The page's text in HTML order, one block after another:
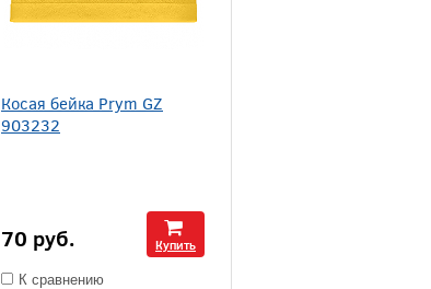
Косая бейка Prym GZ
903232
70 руб. Купить
К сравнению